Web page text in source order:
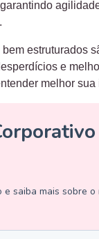
estruturados
e
melhor